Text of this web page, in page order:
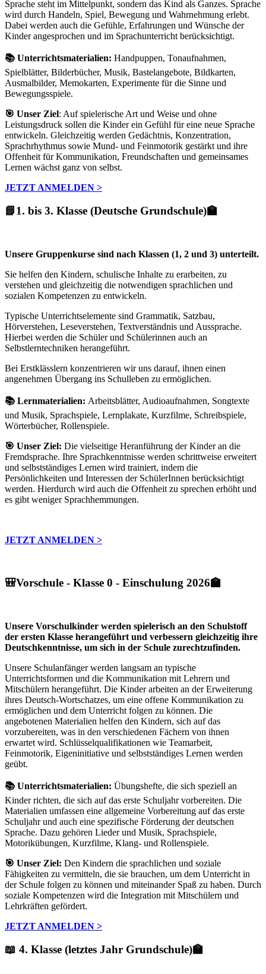
Sprache steht im Mittelpunkt, sondern das Kind als Ganzes. Sprache
wird durch Handeln, Spiel, Bewegung und Wahrnehmung erlebt.
Dabei werden auch die Gefühle, Erfahrungen und Wünsche der
Kinder angesprochen und im Sprachunterricht berücksichtigt.
📚 Unterrichtsmaterialien: Handpuppen, Tonaufnahmen,
Spielblätter, Bilderbücher, Musik, Bastelangebote, Bildkarten,
Ausmalbilder, Memokarten, Experimente für die Sinne und
Bewegungsspiele.
🎯 Unser Ziel: Auf spielerische Art und Weise und ohne
Leistungsdruck sollen die Kinder ein Gefühl für eine neue Sprache
entwickeln. Gleichzeitig werden Gedächtnis, Konzentration,
Sprachrhythmus sowie Mund- und Feinmotorik gestärkt und ihre
Offenheit für Kommunikation, Freundschaften und gemeinsames
Lernen wächst ganz von selbst.
JETZT ANMELDEN >
📘1. bis 3. Klasse (Deutsche Grundschule)🏫
Unsere Gruppenkurse sind nach Klassen (1, 2 und 3) unterteilt.
Sie helfen den Kindern, schulische Inhalte zu erarbeiten, zu
verstehen und gleichzeitig die notwendigen sprachlichen und
sozialen Kompetenzen zu entwickeln.
Typische Unterrichtselemente sind Grammatik, Satzbau,
Hörverstehen, Leseverstehen, Textverständnis und Aussprache.
Hierbei werden die Schüler und Schülerinnen auch an
Selbstlerntechniken herangeführt.
Bei Erstklässlern konzentrieren wir uns darauf, ihnen einen
angenehmen Übergang ins Schulleben zu ermöglichen.
📚 Lernmaterialien: Arbeitsblätter, Audioaufnahmen, Songtexte
und Musik, Sprachspiele, Lernplakate, Kurzfilme, Schreibspiele,
Wörterbücher, Rollenspiele.
🎯 Unser Ziel: Die vielseitige Heranführung der Kinder an die
Fremdsprache. Ihre Sprachkenntnisse werden schrittweise erweitert
und selbstständiges Lernen wird trainiert, indem die
Persönlichkeiten und Interessen der SchülerInnen berücksichtigt
werden. Hierdurch wird auch die Offenheit zu sprechen erhöht und
es gibt weniger Sprachhemmungen.
JETZT ANMELDEN >
🎒Vorschule - Klasse 0 - Einschulung 2026🏫
Unsere Vorschulkinder werden spielerisch an den Schulstoff
der ersten Klasse herangeführt und verbessern gleichzeitig ihre
Deutschkenntnisse, um sich in der Schule zurechtzufinden.
Unsere Schulanfänger werden langsam an typische
Unterrichtsformen und die Kommunikation mit Lehrern und
Mitschülern herangeführt. Die Kinder arbeiten an der Erweiterung
ihres Deutsch-Wortschatzes, um eine offene Kommunikation zu
ermöglichen und dem Unterricht folgen zu können. Die
angebotenen Materialien helfen den Kindern, sich auf das
vorzubereiten, was in den verschiedenen Fächern von ihnen
erwartet wird. Schlüsselqualifikationen wie Teamarbeit,
Feinmotorik, Eigeninitiative und selbstständiges Lernen werden
geübt.
📚 Unterrichtsmaterialien: Übungshefte, die sich speziell an
Kinder richten, die sich auf das erste Schuljahr vorbereiten. Die
Materialien umfassen eine allgemeine Vorbereitung auf das erste
Schuljahr und auch eine spezifische Förderung der deutschen
Sprache. Dazu gehören Lieder und Musik, Sprachspiele,
Motorikübungen, Kurzfilme, Klang- und Rollenspiele.
🎯 Unser Ziel: Den Kindern die sprachlichen und soziale
Fähigkeiten zu vermitteln, die sie brauchen, um dem Unterricht in
der Schule folgen zu können und miteinander Spaß zu haben. Durch
soziale Kompetenzen wird die Integration mit Mitschülern und
Lehrkräften gefördert.
JETZT ANMELDEN >
📖 4. Klasse (letztes Jahr Grundschule)🏫